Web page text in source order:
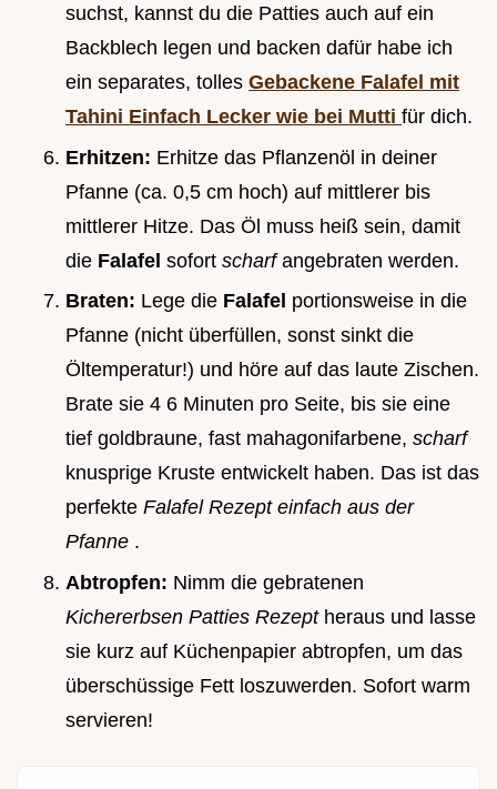
suchst, kannst du die Patties auch auf ein
Backblech legen und backen dafür habe ich
ein separates, tolles Gebackene Falafel mit
Tahini Einfach Lecker wie bei Mutti für dich.
Erhitzen: Erhitze das Pflanzenöl in deiner
Pfanne (ca. 0,5 cm hoch) auf mittlerer bis
mittlerer Hitze. Das Öl muss heiß sein, damit
die Falafel sofort scharfangebraten werden.
Braten: Lege die Falafel portionsweise in die
Pfanne (nicht überfüllen, sonst sinkt die
Öltemperatur!) und höre auf das laute Zischen.
Brate sie 4 6 Minuten pro Seite, bis sie eine
tief goldbraune, fast mahagonifarbene, scharf
knusprige Kruste entwickelt haben. Das ist das
perfekte Falafel Rezept einfach aus der
Pfanne .
Abtropfen: Nimm die gebratenen
Kichererbsen Patties Rezept heraus und lasse
sie kurz auf Küchenpapier abtropfen, um das
überschüssige Fett loszuwerden. Sofort warm
servieren!